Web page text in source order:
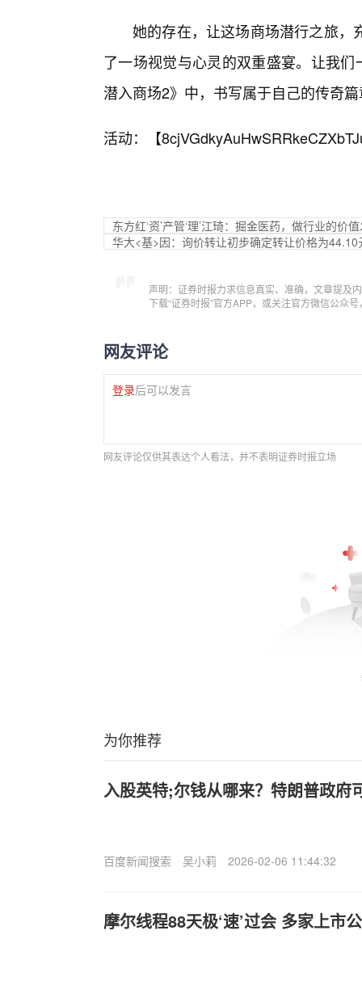
她的存在，让这场商场潜行之旅，
了一场视觉与心灵的双重盛宴。让我
潜入商场2》中，书写属于自己的传奇
活动：【
东方红‘资’产管‘理’江琦：掘金医药，做行业的价
华大<基>因：询价转让初步确定转让价格为44.10
声明：证券时报力求信息真实、准确，文章提及
下载“证券时报”官方APP，或关注官方微信公众
网友评论
登录后可以发言
网友评论仅供其表达个人看法，并不表明证券时报立场
为你推荐
入股英特;尔钱从哪来？特朗普政府
百度新闻搜索 吴小莉 2026-02-06 11:44:32
摩尔线程88天极‘速’过会 多家上市